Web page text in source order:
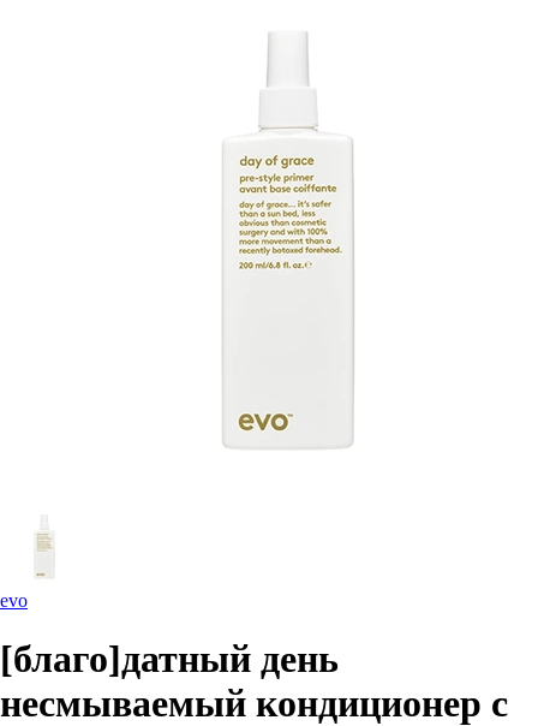
evo
[благо]датный день
несмываемый кондиционер с